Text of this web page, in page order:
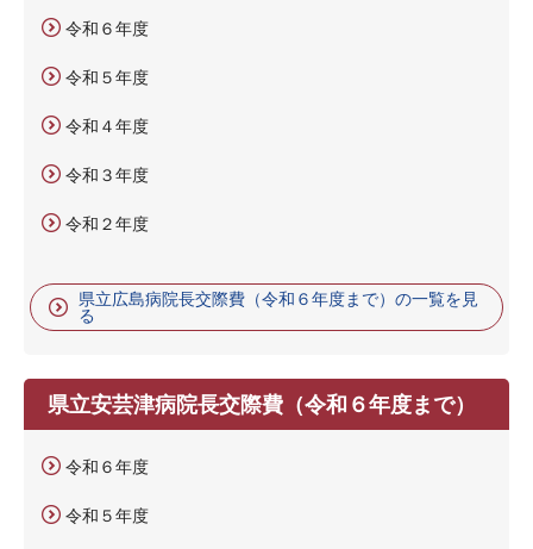
令和６年度
令和５年度
令和４年度
令和３年度
令和２年度
県立広島病院長交際費（令和６年度まで）の一覧を見
る
県立安芸津病院長交際費（令和６年度まで）
令和６年度
令和５年度